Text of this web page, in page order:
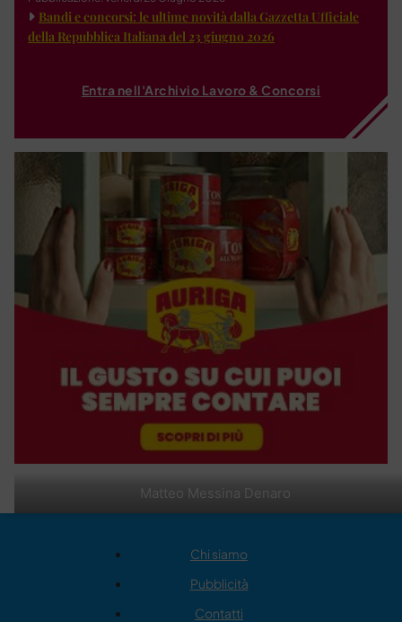
Matteo Messina Denaro
Bandi e concorsi: le ultime novità dalla Gazzetta Ufficiale
della Repubblica Italiana del 23 giugno 2026
Entra nell'Archivio Lavoro & Concorsi
Chi siamo
Pubblicità
Contatti